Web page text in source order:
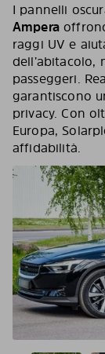
I pannelli
Ampera
raggi UV e
passeggeri.
garantiscono
privacy. Con
Europa,
affidabilità.